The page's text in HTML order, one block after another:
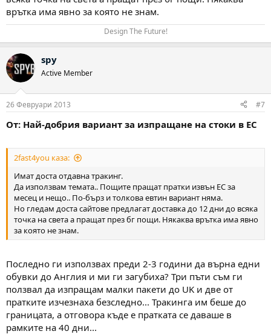
врътка има явно за която не знам.
Design The Future!​
spy
Active Member
26 Февруари 2013 #7
От: Най-добрия вариант за изпращане на стоки в ЕС
2fast4you каза:
Имат доста отдавна тракинг.
Да използвам темата.. Пощите пращат пратки извън ЕС за
месец и нещо.. По-бърз и толкова евтин вариант няма.
Но гледам доста сайтове предлагат доставка до 12 дни до всяка
точка на света а пращат през бг пощи. Някаква врътка има явно
за която не знам.
Последно ги използвах преди 2-3 години да върна едни
обувки до Англия и ми ги загубиха? Три пъти съм ги
ползвал да изпращам малки пакети до UK и две от
пратките изчезнаха безследно... Тракинга им беше до
границата, а отговора къде е пратката се даваше в
рамките на 40 дни...